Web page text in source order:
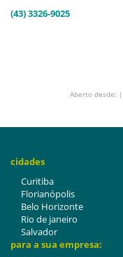
(43) 3326-9025
Aberto desde:
cidades
Curitiba
Florianópolis
Belo Horizonte
Rio de janeiro
Salvador
para a sua empresa: